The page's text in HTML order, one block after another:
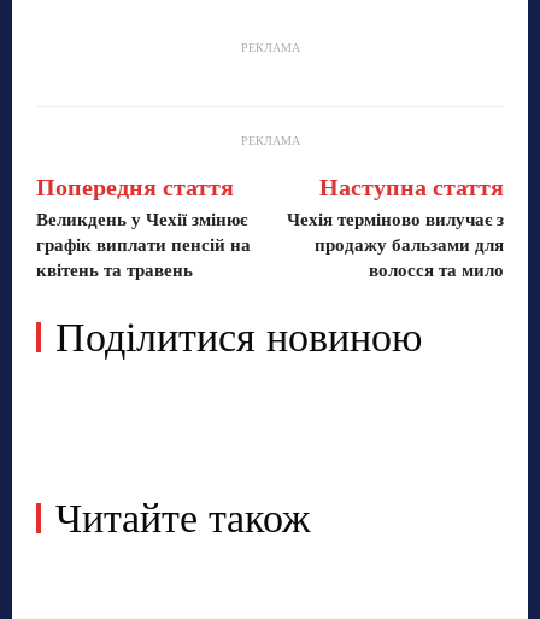
РЕКЛАМА
РЕКЛАМА
Попередня стаття
Великдень у Чехії змінює
графік виплати пенсій на
квітень та травень
Наступна стаття
Чехія терміново вилучає з
продажу бальзами для
волосся та мило
Поділитися новиною
Читайте також